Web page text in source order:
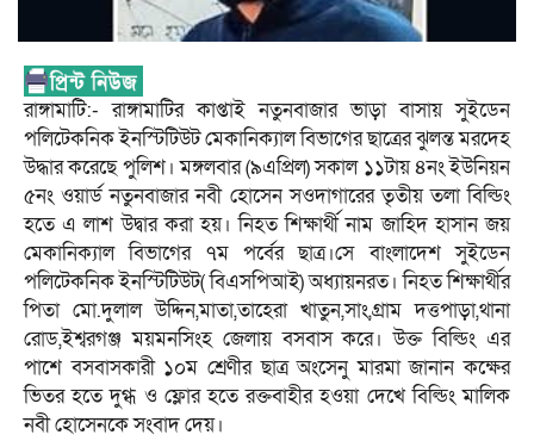
রাঙ্গামাটি:- রাঙ্গামাটির কাপ্তাই নতুনবাজার ভাড়া বাসায় সুইডেন
পলিটেকনিক ইনস্টিটিউট মেকানিক্যাল বিভাগের ছাত্রের ঝুলন্ত মরদেহ
উদ্ধার করেছে পুলিশ। মঙ্গলবার (৯এপ্রিল) সকাল ১১টায় ৪নং ইউনিয়ন
৫নং ওয়ার্ড নতুনবাজার নবী হোসেন সওদাগারের তৃতীয় তলা বিল্ডিং
হতে এ লাশ উদ্বার করা হয়। নিহত শিক্ষার্থী নাম জাহিদ হাসান জয়
মেকানিক্যাল বিভাগের ৭ম পর্বের ছাত্র।সে বাংলাদেশ সুইডেন
পলিটেকনিক ইনস্টিটিউট( বিএসপিআই) অধ্যায়নরত। নিহত শিক্ষার্থীর
পিতা মো.দুলাল উদ্দিন,মাতা,তাহেরা খাতুন,সাং,গ্রাম দত্তপাড়া,থানা
রোড,ইশ্বরগঞ্জ ময়মনসিংহ জেলায় বসবাস করে। উক্ত বিল্ডিং এর
পাশে বসবাসকারী ১০ম শ্রেণীর ছাত্র অংসেনু মারমা জানান কক্ষের
ভিতর হতে দুগ্ধ ও ফ্লোর হতে রক্তবাহীর হওয়া দেখে বিল্ডিং মালিক
নবী হোসেনকে সংবাদ দেয়।